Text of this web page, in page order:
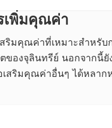
เพิ่มคุณค่า
สริมคุณค่าที่เหมาะสําหรับ
ตของจุลินทรีย์ นอกจากนี้ยั
เสริมคุณค่าอื่นๆ ได้หลาก